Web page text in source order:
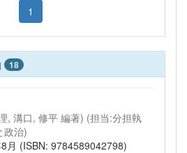
1
18
, 溝口, 修平 編著) (担当:分担執
政治)
月 (ISBN: 9784589042798)